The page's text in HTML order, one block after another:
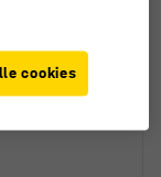
cookies